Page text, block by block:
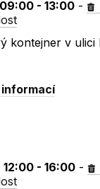
- 13:00 -
kontejner v ulici
- 16:00 -